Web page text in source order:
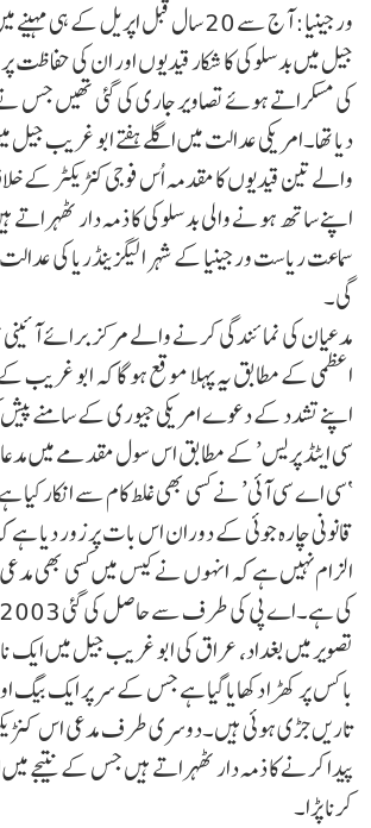
ورجینیا: آج سے 20 سال قبل اپریل کے
جیل میں بدسلوکی کا شکار قیدیوں اور ان کی حفاظت
کی مسکراتے ہوئے تصاویر جاری کی گئی تھیں جس نے
دیا تھا۔امریکی عدالت میں اگلے ہفتے ابو غریب جیل
والے تین قیدیوں کا مقدمہ اُس فوجی کنٹریکٹر کے
اپنے ساتھ ہونے والی بدسلوکی کا ذمہ دار
سماعت ریاست ورجینیا کے شہر الیگزینڈریا کی
گی۔
مدعیان کی نمائندگی کرنے والے مرکز برائے
اعظمی کے مطابق یہ پہلا موقع ہو گا کہ ابو غریب
اپنے تشدد کے دعوے امریکی جیوری کے سامنے
سی ایٹڈ پریس’ کے مطابق اس سول مقدمے میں مدعا
قانونی چارہ جوئی کے دوران اس بات پر زور دیا ہے
الزام نہیں ہے کہ انہوں نے کیس میں کسی بھی
تصویر میں بغداد، عراق کی ابو غریب جیل میں ایک
باکس پر کھڑا دکھایا گیا ہے جس کے سر پر ایک
تاریں جڑی ہوئی ہیں۔دوسری طرف مدعی اس
پیدا کرنے کا ذمہ دار ٹھہراتے ہیں جس کے نتیجے
کرنا پڑا۔